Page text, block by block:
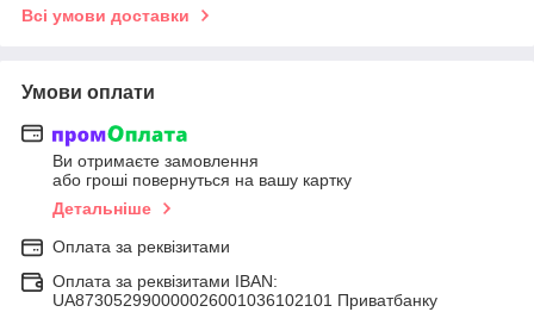
Всі умови доставки
Умови оплати
Ви отримаєте замовлення
або гроші повернуться на вашу картку
Детальніше
Оплата за реквізитами
Оплата за реквізитами IBAN:
UA873052990000026001036102101 Приватбанку